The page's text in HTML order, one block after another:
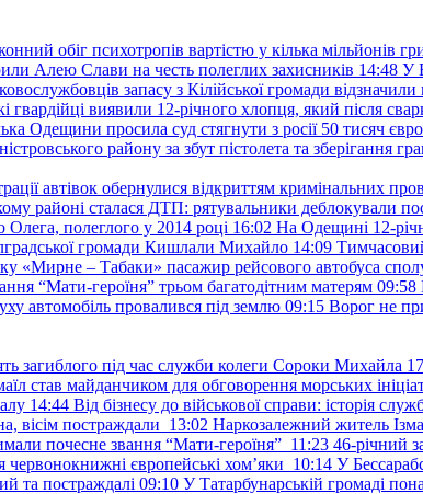
обіг психотропів вартістю у кілька мільйонів
Алею Слави на честь полеглих захисників 14:48 У
запасу з Кілійської громади
гвардійці виявили 12-річного хлопця, який після
Одещини просила суд стягнути з росії 50 тисяч
району за збут пістолета та зберігання
автівок обернулися відкриттям кримінальних
районі сталася ДТП: рятувальники деблокували
полеглого у 2014 році 16:02 На Одещині 12-
громади Кишлали Михайло 14:09
«Мирне – Табаки» пасажир рейсового автобуса
“Мати-героїня” трьом багатодітним матерям 09:58
автомобіль провалився під землю 09:15 Ворог не
загиблого під час служби колеги Сороки Михайла
став майданчиком для обговорення морських
14:44 Від бізнесу до військової справи: історія
вісім постраждали 13:02 Наркозалежний житель
почесне звання “Мати-героїня” 11:23 46-річний
європейські хом’яки 10:14 У
та постраждалі 09:10 У Татарбунарській громаді